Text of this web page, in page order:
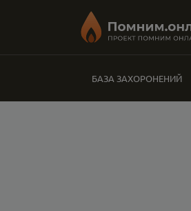
БАЗА ЗАХОРОНЕНИЙ